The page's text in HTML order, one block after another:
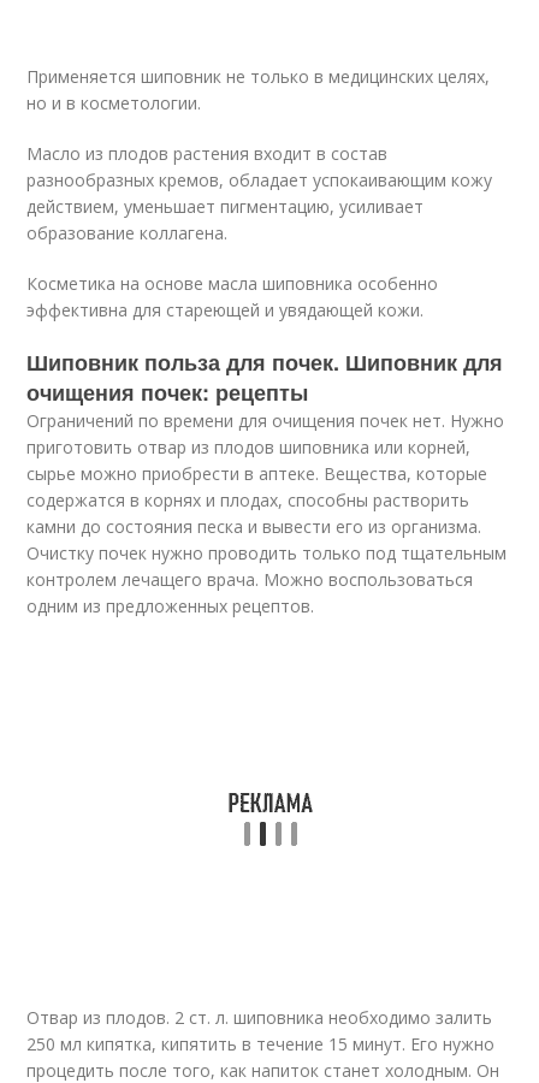
Применяется шиповник не только в медицинских целях,
но и в косметологии.
Масло из плодов растения входит в состав
разнообразных кремов, обладает успокаивающим кожу
действием, уменьшает пигментацию, усиливает
образование коллагена.
Косметика на основе масла шиповника особенно
эффективна для стареющей и увядающей кожи.
Шиповник польза для почек. Шиповник для
очищения почек: рецепты
Ограничений по времени для очищения почек нет. Нужно
приготовить отвар из плодов шиповника или корней,
сырье можно приобрести в аптеке. Вещества, которые
содержатся в корнях и плодах, способны растворить
камни до состояния песка и вывести его из организма.
Очистку почек нужно проводить только под тщательным
контролем лечащего врача. Можно воспользоваться
одним из предложенных рецептов.
Отвар из плодов. 2 ст. л. шиповника необходимо залить
250 мл кипятка, кипятить в течение 15 минут. Его нужно
процедить после того, как напиток станет холодным. Он